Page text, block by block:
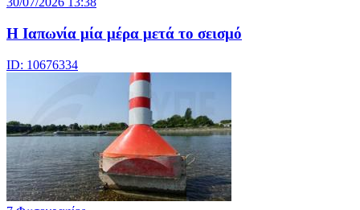
Η Ιαπωνία μία μέρα μετά το σεισμό
ID: 10676334